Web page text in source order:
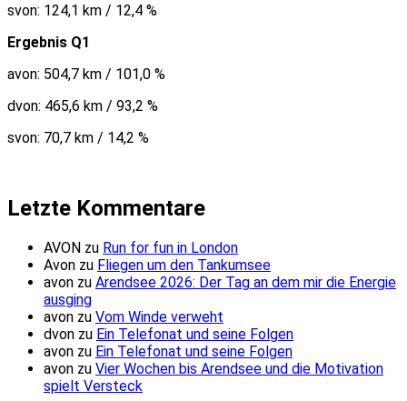
svon: 124,1 km / 12,4 %
Ergebnis Q1
avon: 504,7 km / 101,0 %
dvon: 465,6 km / 93,2 %
svon: 70,7 km / 14,2 %
Letzte Kommentare
AVON zu Run for fun in London
Avon zu Fliegen um den Tankumsee
avon zu Arendsee 2026: Der Tag an dem mir die Energie
ausging
avon zu Vom Winde verweht
dvon zu Ein Telefonat und seine Folgen
avon zu Ein Telefonat und seine Folgen
avon zu Vier Wochen bis Arendsee und die Motivation
spielt Versteck